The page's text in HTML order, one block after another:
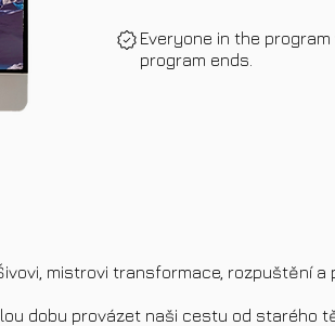
Everyone in the
program ends.
mistrovi transformace, rozpuštění a
dobu provázet naši cestu od starého